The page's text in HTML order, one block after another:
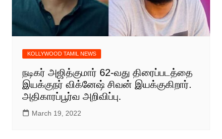
KOLLYWOOD TAMIL NEWS
நடிகர் அஜித்குமார் 62-வது திரைப்படத்தை
இயக்குநர் விக்னேஷ் சிவன் இயக்குகிறார்.
அதிகாரப்பூர்வ அறிவிப்பு.
March 19, 2022